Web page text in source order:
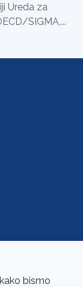
Ureda za
SIGMA,...
bismo